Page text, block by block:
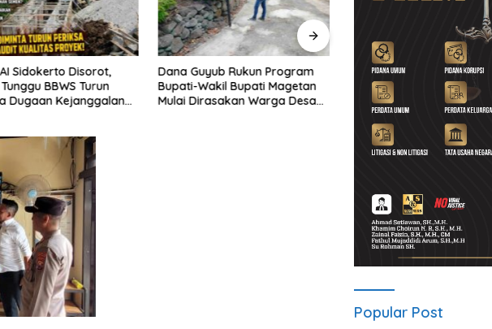
Sidokerto Disorot,
BBWS Turun
Dugaan Kejanggalan
Dana Guyub Rukun Program
Bupati-Wakil Bupati Magetan
Mulai Dirasakan Warga Desa
Apakah Debt Collector Bisa
Dipidana?
Popular Post